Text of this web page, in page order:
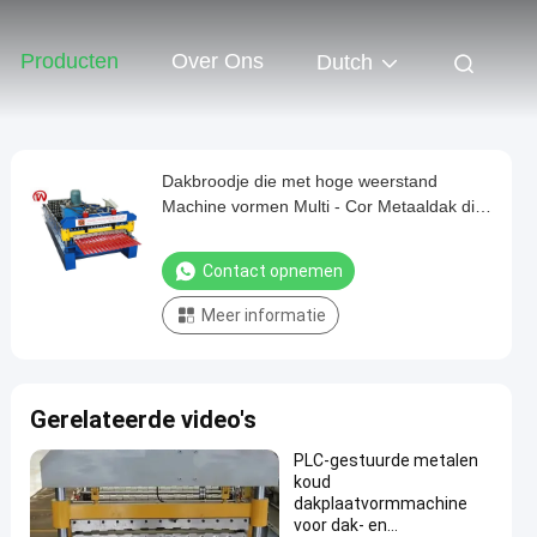
Producten Over Ons Dutch
Dakbroodje die met hoge weerstand
Machine vormen Multi - Cor Metaaldak die
Contact opnemen
Meer informatie
Gerelateerde video's
PLC-gestuurde metalen
koud
dakplaatvormmachine
voor dak- en